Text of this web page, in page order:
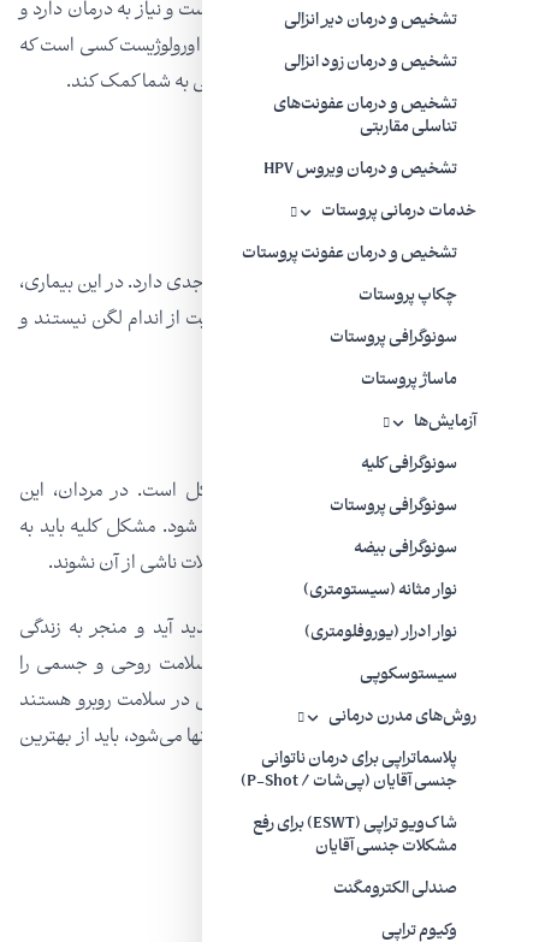
تشخیص و درمان دیر انزالی
تشخیص و درمان زود انزالی
تشخیص و درمان عفونت‌های
تناسلی مقاربتی
تشخیص و درمان ویروس HPV
خدمات درمانی پروستات
تشخیص و درمان عفونت پروستات
چکاپ پروستات
سونوگرافی پروستات
ماساژ پروستات
آزمایش‌ها
سونوگرافی کلیه
سونوگرافی پروستات
سونوگرافی بیضه
نوار مثانه (سیستومتری)
نوار ادرار (یوروفلومتری)
سیستوسکوپی
روش‌های مدرن درمانی
پلاسماتراپی برای درمان ناتوانی
جنسی آقایان (پی‌شات / P-Shot)
شاک‌ویو تراپی (ESWT) برای رفع
مشکلات جنسی آقایان
صندلی الکترومگنت
وکیوم تراپی
قرار می‌گیرند. گاهی اوقات این بیماری نادر است و نیاز به درمان دارد و
حتی ممکن است نیاز به جراحی داشته باشد. اورولوژیست کسی است که
می‌تواند هم در درمان دارویی و هم در جراحی به شما کمک کند.
افتادگی مثانه
اگرچه این بیماری نادری است اما نیاز به توجه جدی دارد. در این بیماری،
بافت‌ها و عضلات کف لگن دیگر قادر به حمایت از اندام لگن نیستند و
در نهایت آنها را رها می‌کنند.
مشکلات کلیوی
و ترومای کلیه
شایع‌ترین مشکل است. در مردان، این
موضوع می‌تواند منجر به تورم پا و درد شدید شود. مشکل کلیه باید به
موقع رسیدگی شود تا سایر ارگان‌ها دچار مشکلات ناشی از آن نشوند.
اینها مسائلی است که می‌تواند در مردان پدید آید و منجر به زندگی
ناسالم جنسی و زناشویی شود و در نهایت سلامت روحی و جسمی را
خیلی سریع از بین ببرد. اگر مردان با مشکلی در سلامت روبرو هستند
که منجر به ایجاد مشکل در زندگی زناشویی آنها می‌شود، باید از بهترین
متخصصین اورولوژی مشاوره بگیرند.